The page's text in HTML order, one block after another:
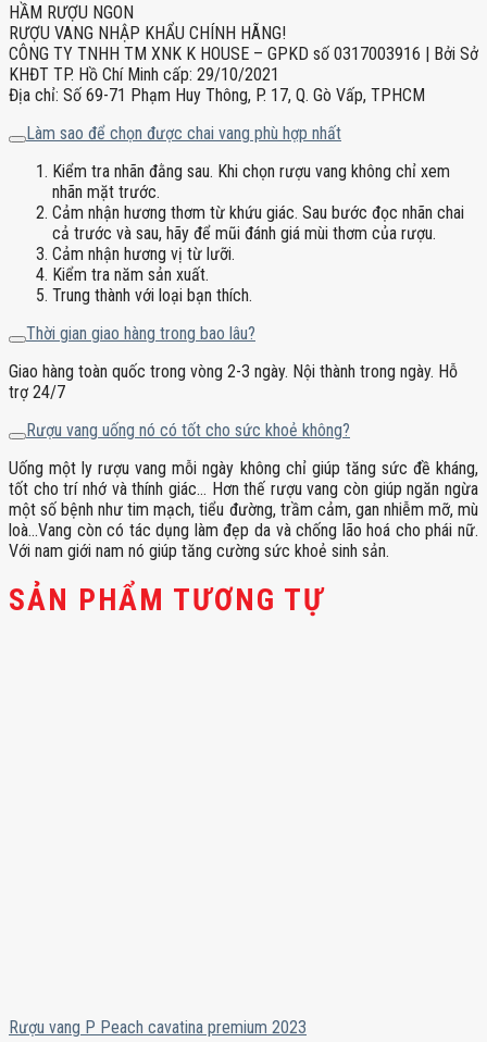
HẦM RƯỢU NGON
RƯỢU VANG NHẬP KHẨU CHÍNH HÃNG!
CÔNG TY TNHH TM XNK K HOUSE – GPKD số 0317003916 | Bởi Sở
KHĐT TP. Hồ Chí Minh cấp: 29/10/2021
Địa chỉ: Số 69-71 Phạm Huy Thông, P. 17, Q. Gò Vấp, TPHCM
Làm sao để chọn được chai vang phù hợp nhất
Kiểm tra nhãn đằng sau. Khi chọn rượu vang không chỉ xem
nhãn mặt trước.
Cảm nhận hương thơm từ khứu giác. Sau bước đọc nhãn chai
cả trước và sau, hãy để mũi đánh giá mùi thơm của rượu.
Cảm nhận hương vị từ lưỡi.
Kiểm tra năm sản xuất.
Trung thành với loại bạn thích.
Thời gian giao hàng trong bao lâu?
Giao hàng toàn quốc trong vòng 2-3 ngày. Nội thành trong ngày. Hỗ
trợ 24/7
Rượu vang uống nó có tốt cho sức khoẻ không?
Uống một ly rượu vang mỗi ngày không chỉ giúp tăng sức đề kháng,
tốt cho trí nhớ và thính giác… Hơn thế rượu vang còn giúp ngăn ngừa
một số bệnh như tim mạch, tiểu đường, trầm cảm, gan nhiễm mỡ, mù
loà…Vang còn có tác dụng làm đẹp da và chống lão hoá cho phái nữ.
Với nam giới nam nó giúp tăng cường sức khoẻ sinh sản.
SẢN PHẨM TƯƠNG TỰ
Rượu vang P Peach cavatina premium 2023